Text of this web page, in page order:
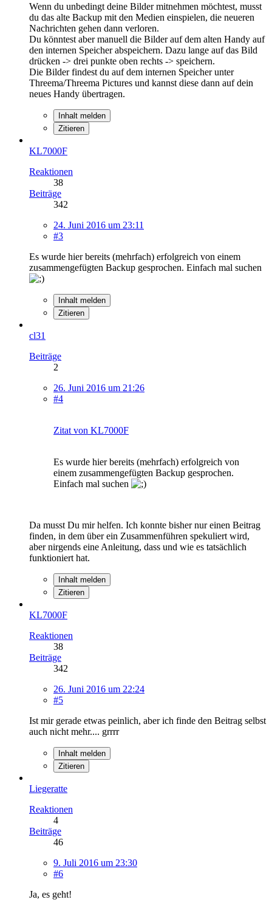
Wenn du unbedingt deine Bilder mitnehmen möchtest, musst
du das alte Backup mit den Medien einspielen, die neueren
Nachrichten gehen dann verloren.
Du könntest aber manuell die Bilder auf dem alten Handy auf
den internen Speicher abspeichern. Dazu lange auf das Bild
drücken -> drei punkte oben rechts -> speichern.
Die Bilder findest du auf dem internen Speicher unter
Threema/Threema Pictures und kannst diese dann auf dein
neues Handy übertragen.
Inhalt melden
Zitieren
KL7000F
Reaktionen
38
Beiträge
342
24. Juni 2016 um 23:11
#3
Es wurde hier bereits (mehrfach) erfolgreich von einem
zusammengefügten Backup gesprochen. Einfach mal suchen
Inhalt melden
Zitieren
cl31
Beiträge
2
26. Juni 2016 um 21:26
#4
Zitat von KL7000F
Es wurde hier bereits (mehrfach) erfolgreich von
einem zusammengefügten Backup gesprochen.
Einfach mal suchen
Da musst Du mir helfen. Ich konnte bisher nur einen Beitrag
finden, in dem über ein Zusammenführen spekuliert wird,
aber nirgends eine Anleitung, dass und wie es tatsächlich
funktioniert hat.
Inhalt melden
Zitieren
KL7000F
Reaktionen
38
Beiträge
342
26. Juni 2016 um 22:24
#5
Ist mir gerade etwas peinlich, aber ich finde den Beitrag selbst
auch nicht mehr.... grrrr
Inhalt melden
Zitieren
Liegeratte
Reaktionen
4
Beiträge
46
9. Juli 2016 um 23:30
#6
Ja, es geht!